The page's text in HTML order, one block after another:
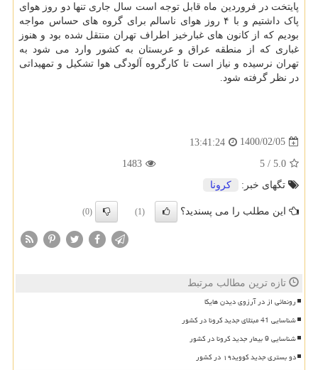
پایتخت در فروردین ماه قابل توجه است سال جاری تنها دو روز هوای
پاک داشتیم و با ۴ روز هوای ناسالم برای گروه های حساس مواجه
بودیم که از کانون های غبارخیز اطراف تهران منتقل شده بود و هنوز
غباری که از منطقه عراق و عربستان به کشور وارد می شود به
تهران نرسیده و نیاز است تا کارگروه آلودگی هوا تشکیل و تمهیداتی
در نظر گرفته شود.
1400/02/05
13:41:24
5.0
/
5
1483
تگهای خبر:
كرونا
این مطلب را می پسندید؟ (1)
(0)
تازه ترین مطالب مرتبط
رونمائی از در آرزوی دیدن هایکا
شناسایی 41 مبتلای جدید کرونا در کشور
شناسایی 9 بیمار جدید کرونا در کشور
دو بستری جدید کووید۱۹ در کشور